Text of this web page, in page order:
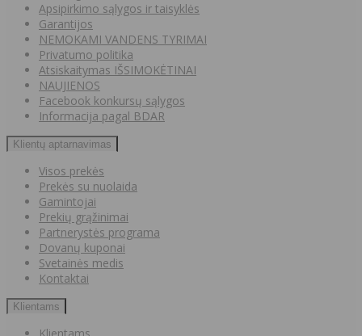
Apsipirkimo sąlygos ir taisyklės
Garantijos
NEMOKAMI VANDENS TYRIMAI
Privatumo politika
Atsiskaitymas IŠSIMOKĖTINAI
NAUJIENOS
Facebook konkursų sąlygos
Informacija pagal BDAR
Klientų aptarnavimas
Visos prekės
Prekės su nuolaida
Gamintojai
Prekių grąžinimai
Partnerystės programa
Dovanų kuponai
Svetainės medis
Kontaktai
Klientams